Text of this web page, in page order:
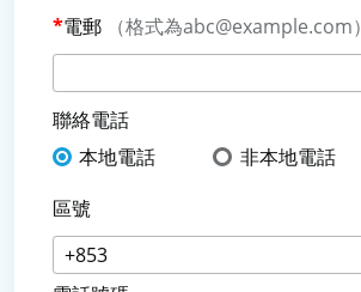
電郵
（格式為abc@example.com）
聯絡電話
本地電話
非本地電話
區號